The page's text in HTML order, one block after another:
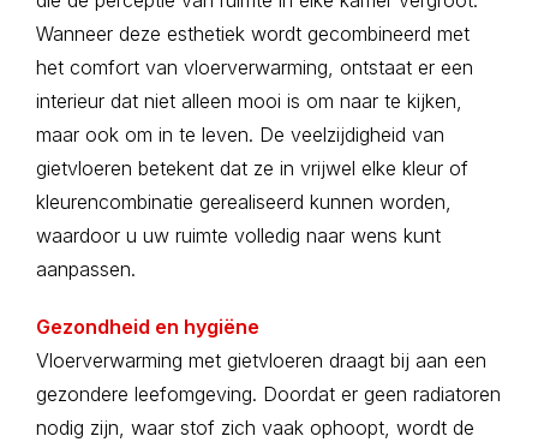
Wanneer deze esthetiek wordt gecombineerd met
het comfort van vloerverwarming, ontstaat er een
interieur dat niet alleen mooi is om naar te kijken,
maar ook om in te leven. De veelzijdigheid van
gietvloeren betekent dat ze in vrijwel elke kleur of
kleurencombinatie gerealiseerd kunnen worden,
waardoor u uw ruimte volledig naar wens kunt
aanpassen.
Gezondheid en hygiëne
Vloerverwarming met gietvloeren draagt bij aan een
gezondere leefomgeving. Doordat er geen radiatoren
nodig zijn, waar stof zich vaak ophoopt, wordt de